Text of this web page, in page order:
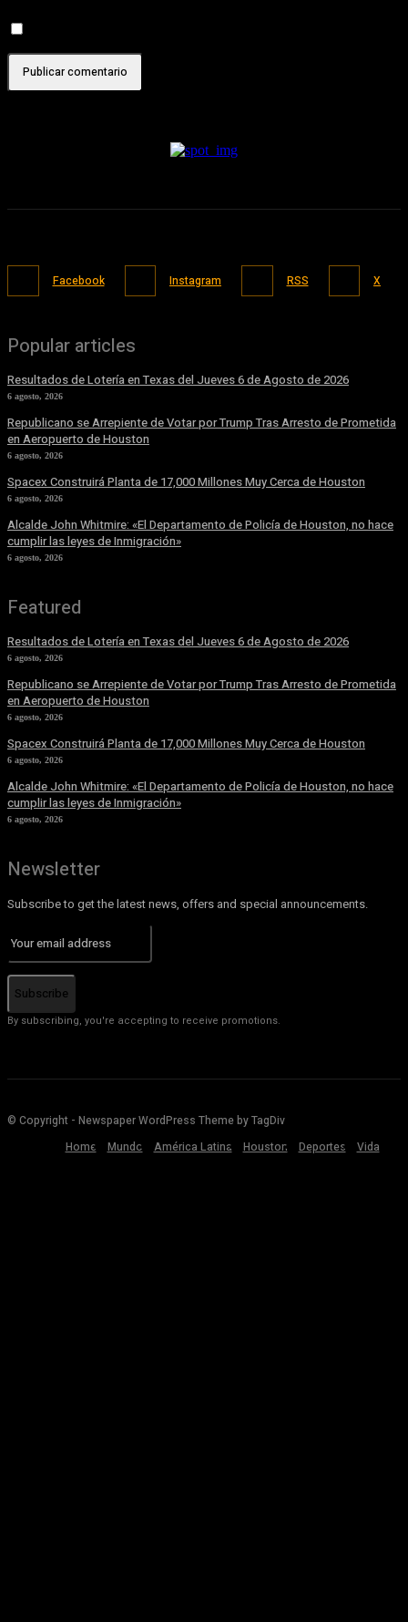
Facebook Instagram RSS X
Popular articles
Resultados de Lotería en Texas del Jueves 6 de Agosto de 2026
6 agosto, 2026
Republicano se Arrepiente de Votar por Trump Tras Arresto de Prometida
en Aeropuerto de Houston
6 agosto, 2026
Spacex Construirá Planta de 17,000 Millones Muy Cerca de Houston
6 agosto, 2026
Alcalde John Whitmire: «El Departamento de Policía de Houston, no hace
cumplir las leyes de Inmigración»
6 agosto, 2026
Featured
Resultados de Lotería en Texas del Jueves 6 de Agosto de 2026
6 agosto, 2026
Republicano se Arrepiente de Votar por Trump Tras Arresto de Prometida
en Aeropuerto de Houston
6 agosto, 2026
Spacex Construirá Planta de 17,000 Millones Muy Cerca de Houston
6 agosto, 2026
Alcalde John Whitmire: «El Departamento de Policía de Houston, no hace
cumplir las leyes de Inmigración»
6 agosto, 2026
Newsletter
Subscribe to get the latest news, offers and special announcements.
Subscribe
By subscribing, you're accepting to receive promotions.
© Copyright - Newspaper WordPress Theme by TagDiv
Home
Mundo América Latina Houston Deportes Vida